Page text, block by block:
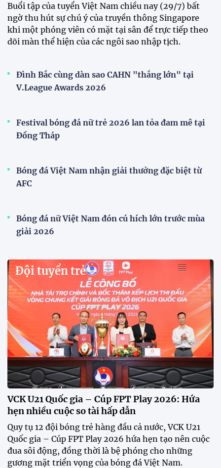
Buổi tập của tuyển Việt Nam chiều nay (29/7) bất
ngờ thu hút sự chú ý của truyền thông Singapore
khi một phóng viên có mặt tại sân để trực tiếp theo
dõi màn thể hiện của các ngôi sao nhập tịch.
Đình Bắc cùng dàn sao CAHN "thắng lớn" tại
V.League Awards 2026
Festival bóng đá nữ trẻ 2026 lan tỏa đam mê tại
Đồng Tháp
Bóng đá Việt Nam nhận giải thưởng đặc biệt từ
AFC
Bóng đá nữ Việt Nam đón cú hích lớn trước mùa
giải 2026
Đội tuyển trẻ
VCK U21 Quốc gia – Cúp FPT Play 2026: Hứa
hẹn nhiều cuộc so tài hấp dẫn
Quy tụ 12 đội bóng trẻ hàng đầu cả nước, VCK U21
Quốc gia – Cúp FPT Play 2026 hứa hẹn tạo nên cuộc
đua sôi động, đồng thời là bệ phóng cho những
gương mặt triển vọng của bóng đá Việt Nam.